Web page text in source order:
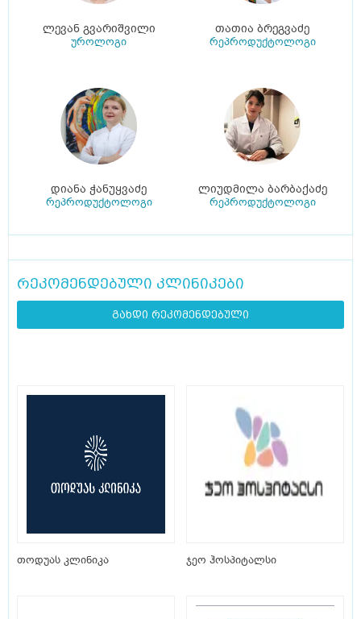
ლევან გვარიშვილი
უროლოგი
თათია ბრეგვაძე
რეპროდუქტოლოგი
დიანა ჭანუყვაძე
რეპროდუქტოლოგი
ლიუდმილა ბარბაქაძე
რეპროდუქტოლოგი
რეკომენდებული კლინიკები
გახდი რეკომენდებული
თოდუას კლინიკა ჯეო ჰოსპიტალსი